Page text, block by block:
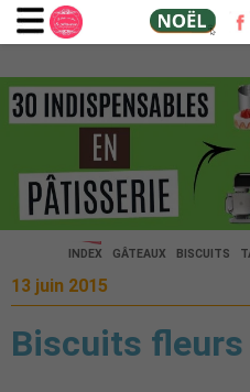
INDEX GÂTEAUX BISCUITS
13 juin 2015
Biscuits fleurs